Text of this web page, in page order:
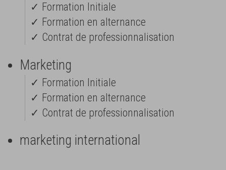
✓ Formation Initiale
✓ Formation en alternance
✓ Contrat de professionnalisation
Marketing
✓ Formation Initiale
✓ Formation en alternance
✓ Contrat de professionnalisation
marketing international